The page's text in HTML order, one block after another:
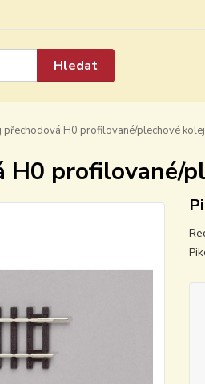
Hledat
přechodová H0 profilované/plechové
H0 profilované/